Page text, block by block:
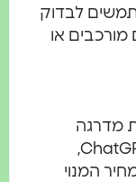
לבדוק
או
משמעותית עבור משתמשי ChatGPT Plus,